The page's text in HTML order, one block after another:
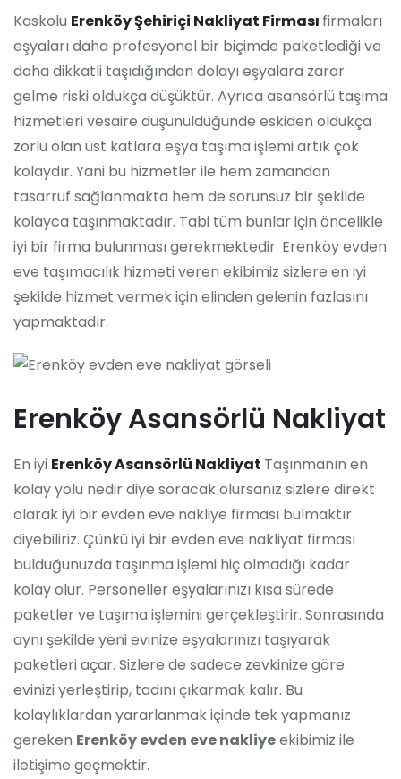
Kaskolu Erenköy Şehiriçi Nakliyat Firması firmaları
eşyaları daha profesyonel bir biçimde paketlediği ve
daha dikkatli taşıdığından dolayı eşyalara zarar
gelme riski oldukça düşüktür. Ayrıca asansörlü taşıma
hizmetleri vesaire düşünüldüğünde eskiden oldukça
zorlu olan üst katlara eşya taşıma işlemi artık çok
kolaydır. Yani bu hizmetler ile hem zamandan
tasarruf sağlanmakta hem de sorunsuz bir şekilde
kolayca taşınmaktadır. Tabi tüm bunlar için öncelikle
iyi bir firma bulunması gerekmektedir. Erenköy evden
eve taşımacılık hizmeti veren ekibimiz sizlere en iyi
şekilde hizmet vermek için elinden gelenin fazlasını
yapmaktadır.
Erenköy Asansörlü Nakliyat
En iyi Erenköy Asansörlü Nakliyat Taşınmanın en
kolay yolu nedir diye soracak olursanız sizlere direkt
olarak iyi bir evden eve nakliye firması bulmaktır
diyebiliriz. Çünkü iyi bir evden eve nakliyat firması
bulduğunuzda taşınma işlemi hiç olmadığı kadar
kolay olur. Personeller eşyalarınızı kısa sürede
paketler ve taşıma işlemini gerçekleştirir. Sonrasında
aynı şekilde yeni evinize eşyalarınızı taşıyarak
paketleri açar. Sizlere de sadece zevkinize göre
evinizi yerleştirip, tadını çıkarmak kalır. Bu
kolaylıklardan yararlanmak içinde tek yapmanız
gereken Erenköy evden eve nakliyeekibimiz ile
iletişime geçmektir.